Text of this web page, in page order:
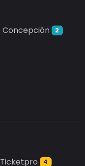
Concepción 2
Ticketpro 4